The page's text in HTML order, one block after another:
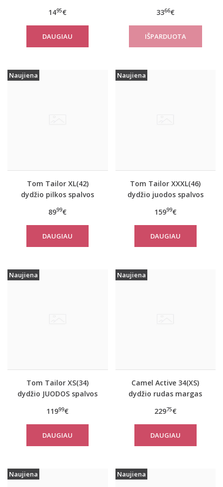
EverNew SH01
1495€
DAUGIAU
marškinėliai women
move FLOW Tank Top
3366€
Naujiena
Tom Tailor XL(42)
dydžio pilkos spalvos
paltas Tom Tailor
10367
8999€
DAUGIAU
Naujiena
Tom Tailor XXXL(46)
dydžio juodos spalvos
žiemai Tom Tailor
14482
15999€
DAUGIAU
Naujiena
Tom Tailor XS(34)
dydžio JUODOS spalvos
paltas Tom Tailor
29999
11999€
DAUGIAU
Naujiena
Camel Active 34(XS)
dydžio rudas margas
paltas 310050 6F32
22975€
DAUGIAU
Naujiena Naujiena